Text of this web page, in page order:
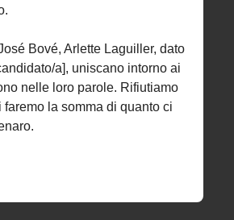
Bové, Arlette Laguiller, dato
a], uniscano intorno ai
nelle loro parole. Rifiutiamo
la somma di quanto ci